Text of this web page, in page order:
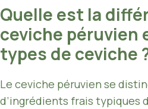
Quelle est la
ceviche péruvien
types de ceviche
Le ceviche péruvien se
d’ingrédients frais typiques